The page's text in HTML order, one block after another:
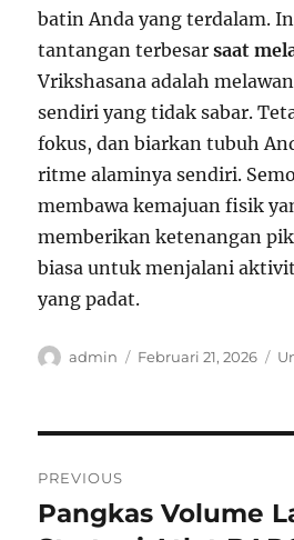
batin Anda yang terdalam.
tantangan terbesarsaat
Vrikshasana adalah
sendiri yang tidak sabar.
fokus, dan biarkan tubuh
ritme alaminya sendiri.
membawa kemajuan fisik
memberikan ketenangan
biasa untuk menjalani
yang padat.
Author
admin
Posted
Februari 21, 2026
pos
PREVIOUS
Previous
Pangkas Volume